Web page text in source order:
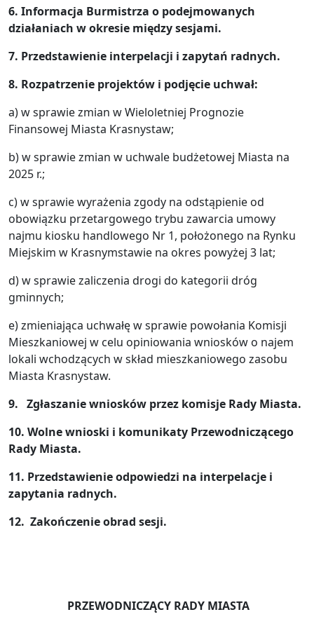
6. Informacja Burmistrza o podejmowanych
działaniach w okresie między sesjami.
7. Przedstawienie interpelacji i zapytań radnych.
8. Rozpatrzenie projektów i podjęcie uchwał:
a) w sprawie zmian w Wieloletniej Prognozie
Finansowej Miasta Krasnystaw;
b) w sprawie zmian w uchwale budżetowej Miasta na
2025 r.;
c) w sprawie wyrażenia zgody na odstąpienie od
obowiązku przetargowego trybu zawarcia umowy
najmu kiosku handlowego Nr 1, położonego na Rynku
Miejskim w Krasnymstawie na okres powyżej 3 lat;
d) w sprawie zaliczenia drogi do kategorii dróg
gminnych;
e) zmieniająca uchwałę w sprawie powołania Komisji
Mieszkaniowej w celu opiniowania wniosków o najem
lokali wchodzących w skład mieszkaniowego zasobu
Miasta Krasnystaw.
9. Zgłaszanie wniosków przez komisje Rady Miasta.
10. Wolne wnioski i komunikaty Przewodniczącego
Rady Miasta.
11. Przedstawienie odpowiedzi na interpelacje i
zapytania radnych.
12. Zakończenie obrad sesji.
PRZEWODNICZĄCY RADY MIASTA